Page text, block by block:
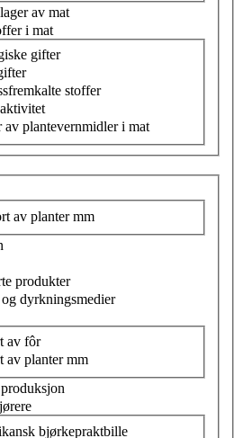
av mat
i mat
innen uønskede stoffer i mat
gifter
stoffer
av plantevernmidler i mat
og dyrking
innen eksport
av planter mm
produkter
dyrkningsmedier
innen import
av fôr
av planter mm
innen planteskadegjørere
bjørkepraktbille